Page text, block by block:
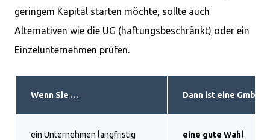
geringem Kapital starten möchte, sollte auch
Alternativen wie die UG (haftungsbeschränkt) oder ein
Einzelunternehmen prüfen.
Wenn Sie … Dann ist eine GmbH
ein Unternehmen langfristig
eine gute Wahl